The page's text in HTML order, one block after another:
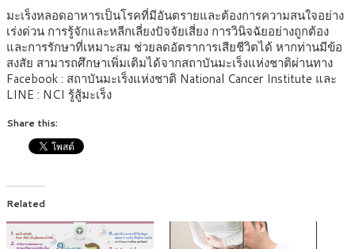
มะเร็งหลอดอาหารเป็นโรคที่มีอันตรายและต้องการความสนใจอย่าง
เร่งด่วน การรู้จักและหลีกเลี่ยงปัจจัยเสี่ยง การวินิจฉัยอย่างถูกต้อง
และการรักษาที่เหมาะสม ช่วยลดอัตราการเสียชีวิตได้ หากท่านมีข้อ
สงสัย สามารถศึกษาเพิ่มเติมได้จากสถาบันมะเร็งแห่งชาติผ่านทาง
Facebook : สถาบันมะเร็งแห่งชาติ National Cancer Institute และ
LINE : NCI รู้สู้มะเร็ง
Share this:
Related